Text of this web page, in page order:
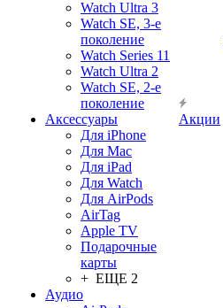
Watch Ultra 3
Watch SE, 3-е
поколение
Watch Series 11
Watch Ultra 2
Watch SE, 2-е
поколение
Аксессуары
Для iPhone
Для Mac
Для iPad
Для Watch
Для AirPods
AirTag
Apple TV
Подарочные
карты
+ ЕЩЕ 2
Аудио
Акции